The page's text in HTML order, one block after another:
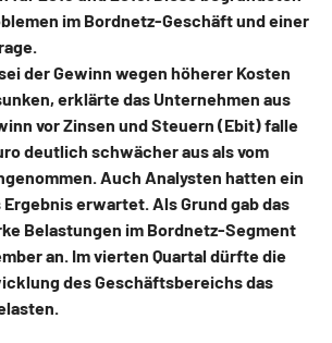
im Bordnetz-Geschäft und einer
der Gewinn wegen höherer Kosten
erklärte das Unternehmen aus
vor Zinsen und Steuern (Ebit) falle
deutlich schwächer aus als vom
Auch Analysten hatten ein
erwartet. Als Grund gab das
Belastungen im Bordnetz-Segment
an. Im vierten Quartal dürfte die
des Geschäftsbereichs das